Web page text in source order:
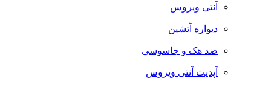
آنتی ویروس
دیواره آتشین
ضد هک و جاسوسی
آپدیت آنتی ویروس